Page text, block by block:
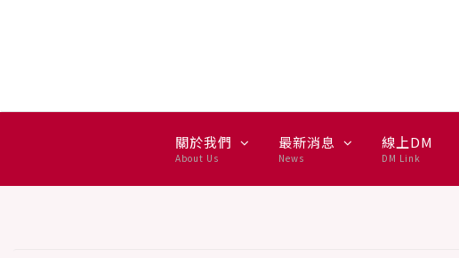
關於我們
About Us
最新消息
News
線上DM
DM Link